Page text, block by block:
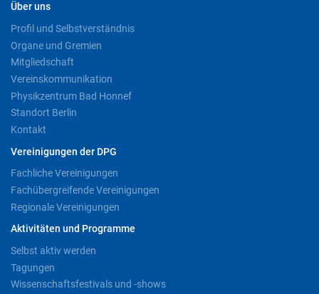
Über uns
Profil und Selbstverständnis
Organe und Gremien
Mitgliedschaft
Vereinskommunikation
Physikzentrum Bad Honnef
Standort Berlin
Kontakt
Vereinigungen der DPG
Fachliche Vereinigungen
Fachübergreifende Vereinigungen
Regionale Vereinigungen
Aktivitäten und Programme
Selbst aktiv werden
Tagungen
Wissenschaftsfestivals und -shows